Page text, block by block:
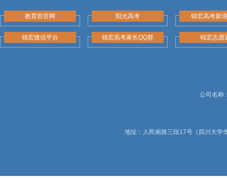
教育部官网 阳光高考 锦宏高考新
锦宏微信平台 锦宏高考家长QQ群 锦宏志愿
公司名称
地址：人民南路三段17号（四川大学